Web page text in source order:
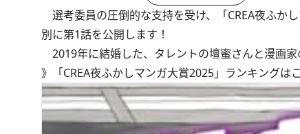
選考委員の圧倒的な支持を受け、「CREA夜ふか
別に第1話を公開します！
2019年に結婚した、タレントの壇蜜さんと漫画
》
「CREA夜ふかしマンガ大賞2025」ランキングは